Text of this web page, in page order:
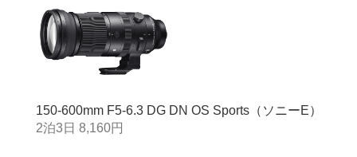
150-600mm F5-6.3 DG DN OS Sports（ソニーE）
2泊3日 8,160円